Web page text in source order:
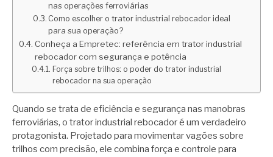
nas operações ferroviárias
Como escolher o trator industrial rebocador ideal
para sua operação?
Conheça a Empretec: referência em trator industrial
rebocador com segurança e potência
Força sobre trilhos: o poder do trator industrial
rebocador na sua operação
Quando se trata de eficiência e segurança nas manobras
ferroviárias, o trator industrial rebocador é um verdadeiro
protagonista. Projetado para movimentar vagões sobre
trilhos com precisão, ele combina força e controle para